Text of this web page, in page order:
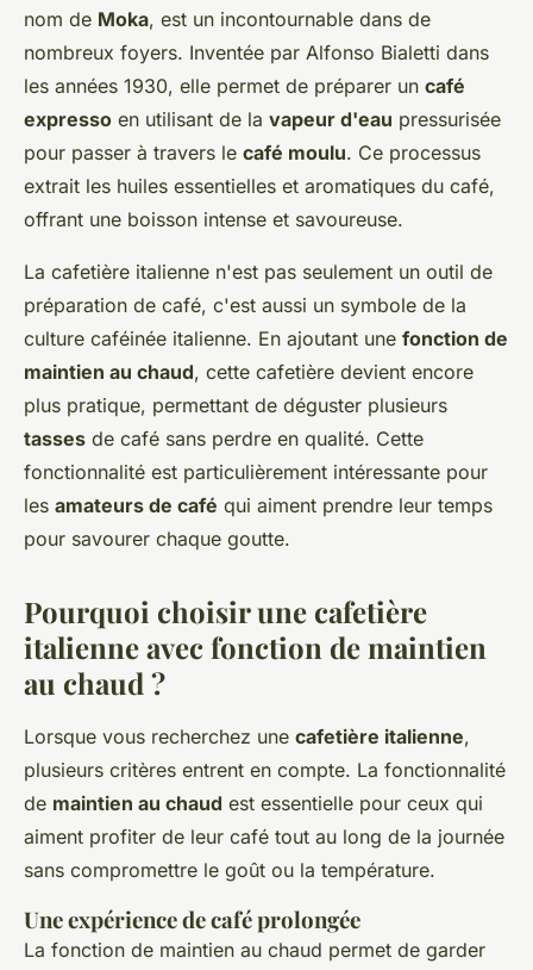
nom de Moka, est un incontournable dans de
nombreux foyers. Inventée par Alfonso Bialetti dans
les années 1930, elle permet de préparer un café
expresso en utilisant de la vapeur d'eau pressurisée
pour passer à travers le café moulu. Ce processus
extrait les huiles essentielles et aromatiques du café,
offrant une boisson intense et savoureuse.
La cafetière italienne n'est pas seulement un outil de
préparation de café, c'est aussi un symbole de la
culture caféinée italienne. En ajoutant une fonction de
maintien au chaud, cette cafetière devient encore
plus pratique, permettant de déguster plusieurs
tasses de café sans perdre en qualité. Cette
fonctionnalité est particulièrement intéressante pour
les amateurs de café qui aiment prendre leur temps
pour savourer chaque goutte.
Pourquoi choisir une cafetière
italienne avec fonction de maintien
au chaud ?
Lorsque vous recherchez une cafetière italienne,
plusieurs critères entrent en compte. La fonctionnalité
de maintien au chaud est essentielle pour ceux qui
aiment profiter de leur café tout au long de la journée
sans compromettre le goût ou la température.
Une expérience de café prolongée
La fonction de maintien au chaud permet de garder